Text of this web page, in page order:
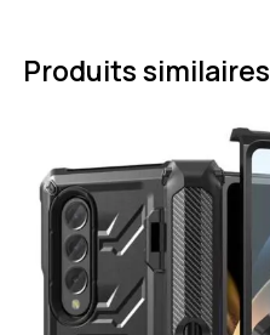
Produits similaires